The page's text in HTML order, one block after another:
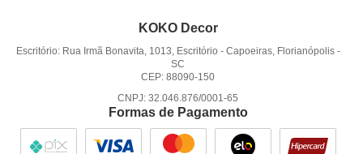
KOKO Decor
Escritório: Rua Irmã Bonavita, 1013, Escritório - Capoeiras, Florianópolis-
SC
CEP: 88090-150
CNPJ: 32.046.876/0001-65
Formas de Pagamento